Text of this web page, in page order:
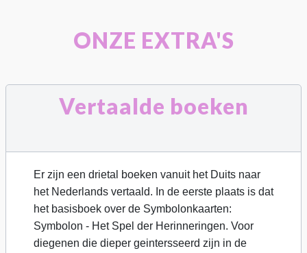
ONZE EXTRA'S
Vertaalde boeken
Er zijn een drietal boeken vanuit het Duits naar
het Nederlands vertaald. In de eerste plaats is dat
het basisboek over de Symbolonkaarten:
Symbolon - Het Spel der Herinneringen. Voor
diegenen die dieper geintersseerd zijn in de